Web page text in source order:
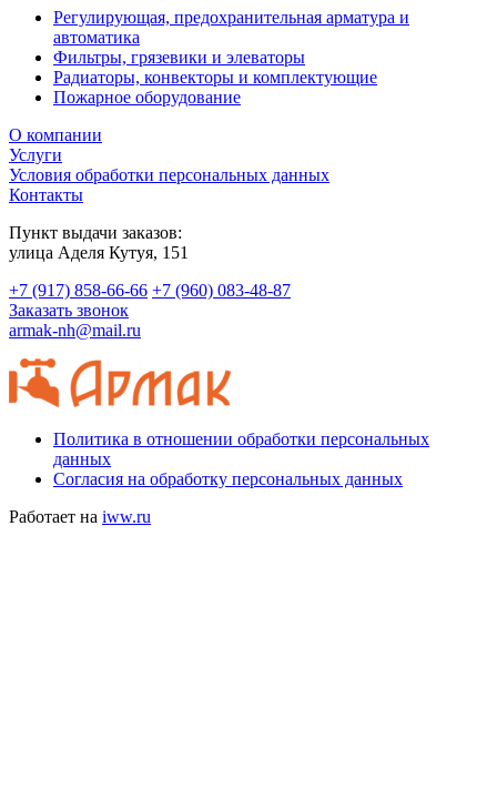
Регулирующая, предохранительная арматура и
автоматика
Фильтры, грязевики и элеваторы
Радиаторы, конвекторы и комплектующие
Пожарное оборудование
О компании
Услуги
Условия обработки персональных данных
Контакты
Пункт выдачи заказов:
​улица Аделя Кутуя, 151
+7 (917) 858-66-66 +7 (960) 083-48-87
Заказать звонок
armak-nh@mail.ru
Политика в отношении обработки персональных
данных
Согласия на обработку персональных данных
Работает на iww.ru